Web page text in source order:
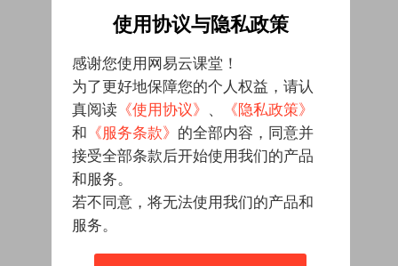
使用协议与隐私政策
感谢您使用网易云课堂！
为了更好地保障您的个人权益，请认
真阅读 《使用协议》 、
《隐私政策》
和 《服务条款》 的全部内容，同意并
接受全部条款后开始使用我们的产品
和服务。
若不同意，将无法使用我们的产品和
服务。